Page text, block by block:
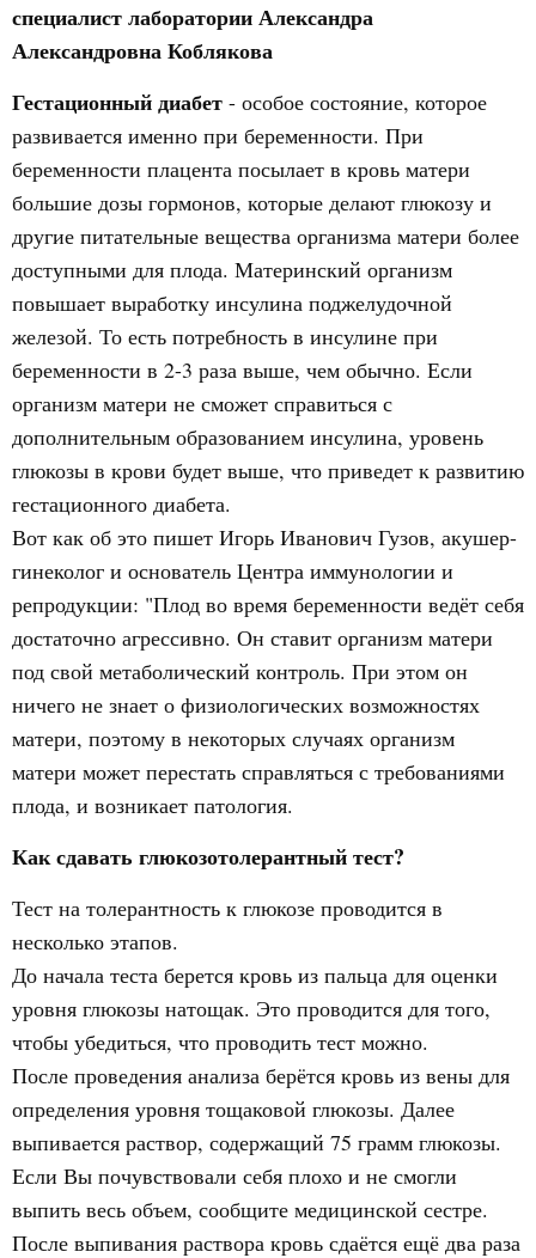
специалист лаборатории Александра
Александровна Коблякова
Гестационный диабет - особое состояние, которое
развивается именно при беременности. При
беременности плацента посылает в кровь матери
большие дозы гормонов, которые делают глюкозу и
другие питательные вещества организма матери более
доступными для плода. Материнский организм
повышает выработку инсулина поджелудочной
железой. То есть потребность в инсулине при
беременности в 2-3 раза выше, чем обычно. Если
организм матери не сможет справиться с
дополнительным образованием инсулина, уровень
глюкозы в крови будет выше, что приведет к развитию
гестационного диабета.
Вот как об это пишет Игорь Иванович Гузов, акушер-
гинеколог и основатель Центра иммунологии и
репродукции: "Плод во время беременности ведёт себя
достаточно агрессивно. Он ставит организм матери
под свой метаболический контроль. При этом он
ничего не знает о физиологических возможностях
матери, поэтому в некоторых случаях организм
матери может перестать справляться с требованиями
плода, и возникает патология.
Как сдавать глюкозотолерантный тест?
Тест на толерантность к глюкозе проводится в
несколько этапов.
До начала теста берется кровь из пальца для оценки
уровня глюкозы натощак. Это проводится для того,
чтобы убедиться, что проводить тест можно.
После проведения анализа берётся кровь из вены для
определения уровня тощаковой глюкозы. Далее
выпивается раствор, содержащий 75 грамм глюкозы.
Если Вы почувствовали себя плохо и не смогли
выпить весь объем, сообщите медицинской сестре.
После выпивания раствора кровь сдаётся ещё два раза